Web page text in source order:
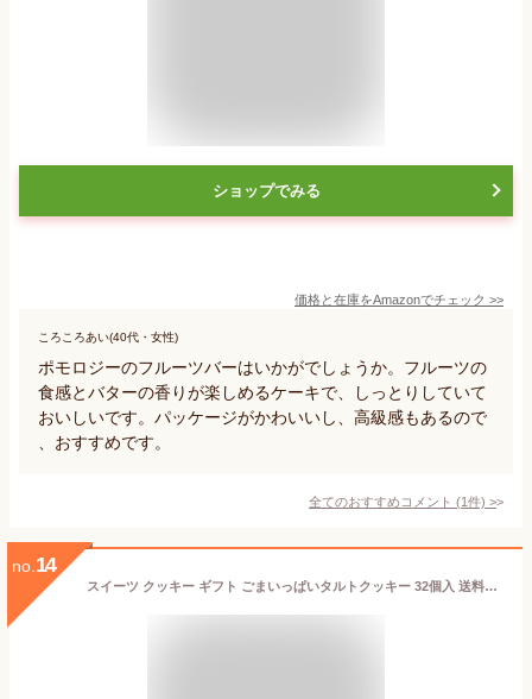
ショップでみる
価格と在庫をAmazonでチェック >>
ころころあい(40代・女性)
ポモロジーのフルーツバーはいかがでしょうか。フルーツの
食感とバターの香りが楽しめるケーキで、しっとりしていて
おいしいです。パッケージがかわいいし、高級感もあるので
、おすすめです。
全てのおすすめコメント (1件) >
no. 14
スイーツ クッキー ギフト ごまいっぱいタルトクッキー 32個入 送料無料 ごまクッキー 個包装 スイーツ お菓子 洋菓子 焼き菓子 あす楽対応